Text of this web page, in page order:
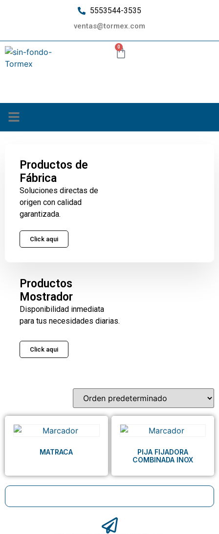
5553544-3535
ventas@tormex.com
0
Productos de
Fábrica
Soluciones directas de
origen con calidad
garantizada.
Click aqui
Productos
Mostrador
Disponibilidad inmediata
para tus necesidades diarias.
Click aqui
MATRACA
PIJA FIJADORA
COMBINADA INOX